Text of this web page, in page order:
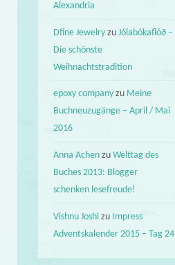
Alexandria
Dfine Jewelry zuJólabókaflóð –
Die schönste
Weihnachtstradition
epoxy company zu Meine
Buchneuzugänge – April / Mai
2016
Anna Achen zuWelttag des
Buches 2013: Blogger
schenken lesefreude!
Vishnu Joshi zu Impress
Adventskalender 2015 – Tag 24